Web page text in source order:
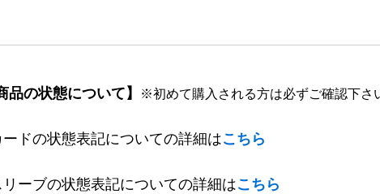
品の状態について】 ※初めて購入される方は必ずご確認下さ
ードの状態表記についての詳細はこちら
リーブの状態表記についての詳細はこちら